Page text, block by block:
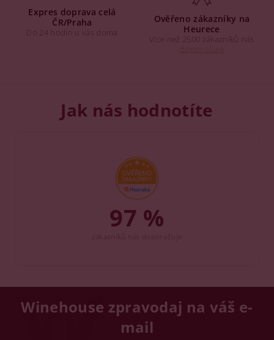
Expres doprava celá
ČR/Praha
Do 24 hodin u vás doma
Ověřeno zákazníky na
Heurece
Více než 2500 zákazníků nás
Jak nás hodnotíte
97 %
Winehouse zpravodaj na váš e-
mail